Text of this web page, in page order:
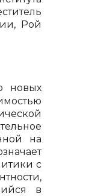
Рой
новых
на
с
в